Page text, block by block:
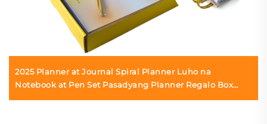
2025 Planner at Journal Spiral Planner Luho na
Notebook at Pen Set Pasadyang Planner Regalo Box